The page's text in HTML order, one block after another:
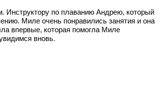
Инструктору по плаванию Андрею, который
Миле очень понравились занятия и она
впервые, которая помогла Миле
вновь.